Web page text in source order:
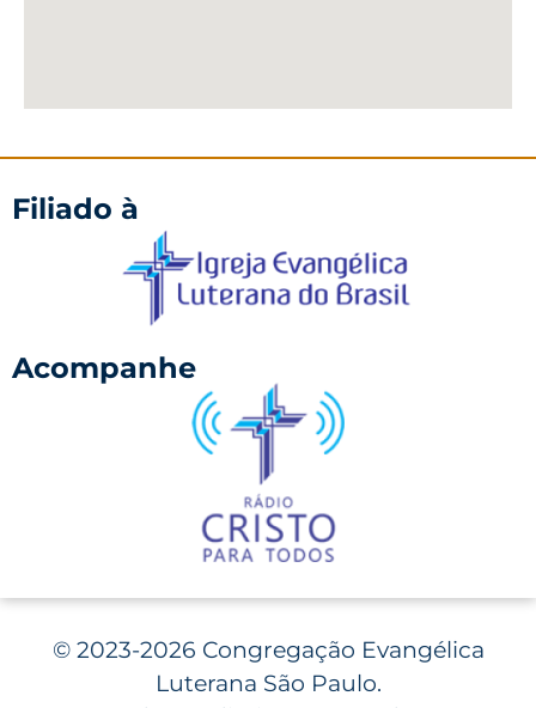
Filiado à
Acompanhe
©2023-2026 Congregação Evangélica
Luterana São Paulo.